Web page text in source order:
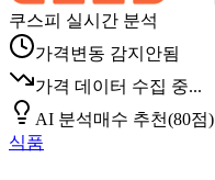
쿠스피 실시간 분석
가격변동 감지안됨
가격 데이터 수집 중...
AI 분석매수 추천(80점)
식품